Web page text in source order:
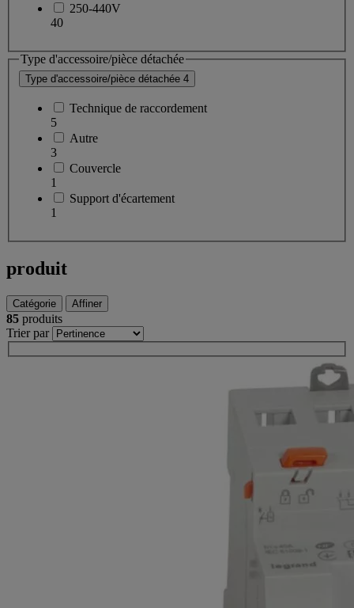
250-440V
40
Type d'accessoire/pièce détachée
Type d'accessoire/pièce détachée 4
Technique de raccordement
5
Autre
3
Couvercle
1
Support d'écartement
1
produit
Catégorie Affiner
85 produits
Trier par